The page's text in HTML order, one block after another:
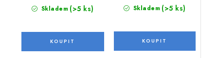
Skladem (>5 ks) Skladem (>5 ks)